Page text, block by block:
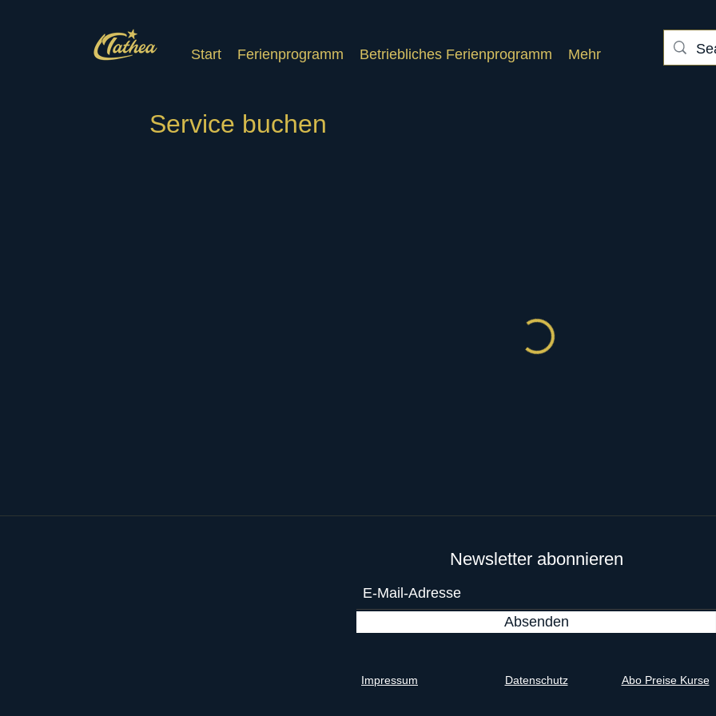
Start Ferienprogramm Betriebliches Ferienprogramm Mehr
Service buchen
Newsletter abonnieren
Absenden
Impressum Datenschutz Abo Preise Kurse